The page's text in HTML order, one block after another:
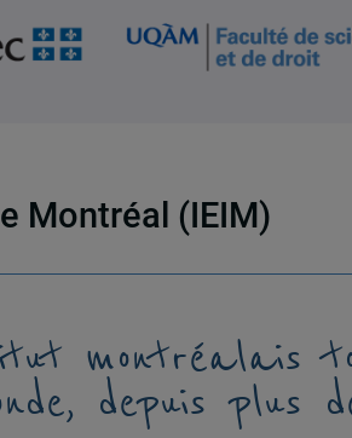
Montréal (IEIM)
montréalais
depuis plus